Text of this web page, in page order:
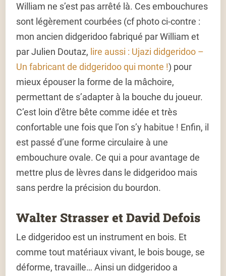
William ne s’est pas arrêté là. Ces embouchures
sont légèrement courbées (cf photo ci-contre :
mon ancien didgeridoo fabriqué par William et
par Julien Doutaz, lire aussi : Ujazi didgeridoo –
Un fabricant de didgeridoo qui monte !) pour
mieux épouser la forme de la mâchoire,
permettant de s’adapter à la bouche du joueur.
C’est loin d’être bête comme idée et très
confortable une fois que l’on s’y habitue ! Enfin, il
est passé d’une forme circulaire à une
embouchure ovale. Ce qui a pour avantage de
mettre plus de lèvres dans le didgeridoo mais
sans perdre la précision du bourdon.
Walter Strasser et David Defois
Le didgeridoo est un instrument en bois. Et
comme tout matériaux vivant, le bois bouge, se
déforme, travaille… Ainsi un didgeridoo a